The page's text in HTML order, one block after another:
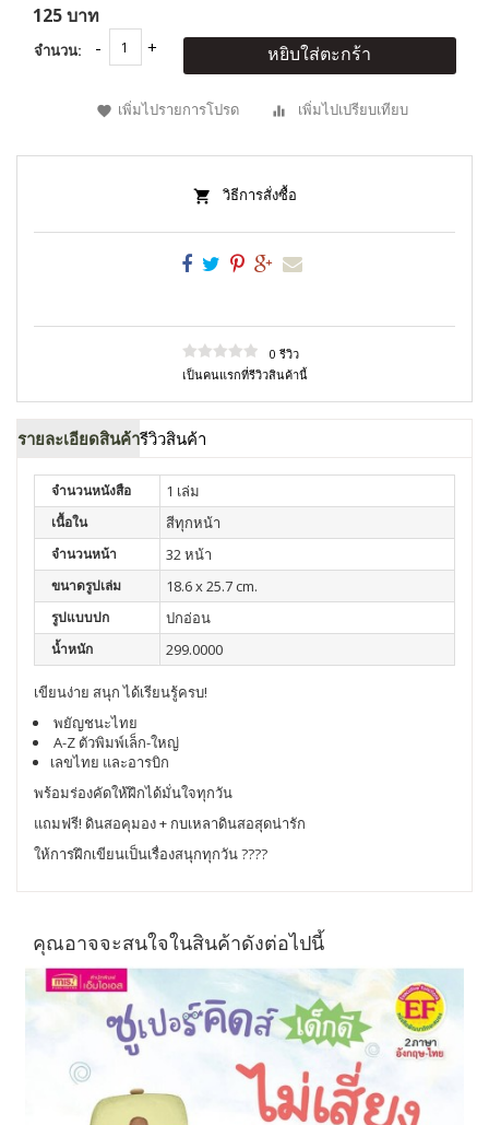
125 บาท
จำนวน: หยิบใส่ตะกร้า
เพิ่มไปรายการโปรด เพิ่มไปเปรียบเทียบ
วิธีการสั่งซื้อ
0 รีวิว
เป็นคนแรกที่รีวิวสินค้านี้
รายละเอียดสินค้ารีวิวสินค้า
จำนวนหนังสือ 1 เล่ม
เนื้อใน สีทุกหน้า
จำนวนหน้า 32 หน้า
ขนาดรูปเล่ม 18.6 x 25.7 cm.
รูปแบบปก ปกอ่อน
น้ำหนัก 299.0000
เขียนง่าย สนุก ได้เรียนรู้ครบ!
พยัญชนะไทย
A-Z ตัวพิมพ์เล็ก-ใหญ่
เลขไทย และอารบิก
พร้อมร่องคัดให้ฝึกได้มั่นใจทุกวัน
แถมฟรี! ดินสอคุมอง + กบเหลาดินสอสุดน่ารัก
ให้การฝึกเขียนเป็นเรื่องสนุกทุกวัน ????
คุณอาจจะสนใจในสินค้าดังต่อไปนี้